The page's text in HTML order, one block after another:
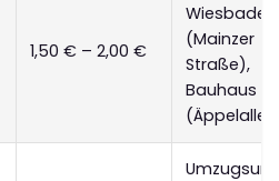
1,50 € – 2,00 €
Wiesbaden
(Mainzer
Straße),
Bauhaus